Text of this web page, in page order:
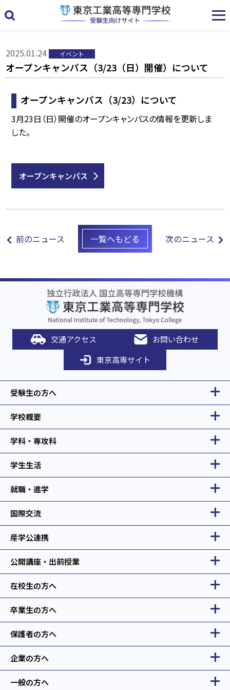
2025.01.24 イベント
オープンキャンパス（3/23（日）開催）について
オープンキャンパス（3/23）について
3月23日（日）開催のオープンキャンパスの情報を更新しま
した。
オープンキャンパス
前のニュース 一覧へもどる 次のニュース
交通アクセス
お問い合わせ
東京高専サイト
受験生の方へ
学校概要
学科・専攻科
学生生活
就職・進学
国際交流
産学公連携
公開講座・出前授業
在校生の方へ
卒業生の方へ
保護者の方へ
企業の方へ
一般の方へ